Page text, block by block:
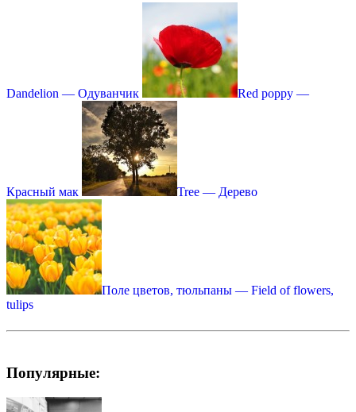
Dandelion — Одуванчик Red poppy —
Красный мак Tree — Дерево
Поле цветов, тюльпаны — Field of flowers,
tulips
Популярные: